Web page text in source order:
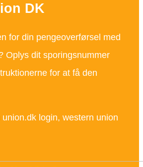
DK
for din pengeoverførsel med
Oplys dit sporingsnummer
for at få den
login, western union